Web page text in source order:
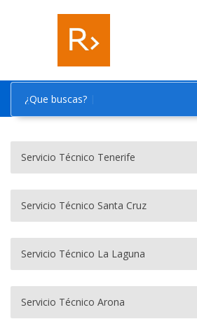
¿Que buscas?
Servicio Técnico Tenerife
Servicio Técnico Santa Cruz
Servicio Técnico La Laguna
Servicio Técnico Arona